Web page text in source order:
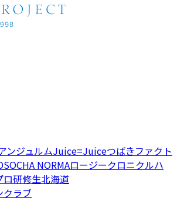
ンジュルムJuice=Juiceつばきファクト
OCHA NORMAロージークロニクルハ
ロ研修生北海道
クラブ